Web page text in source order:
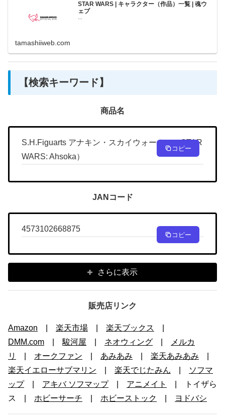
STAR WARS | キャラクター（作品）一覧 | 魂ウ
ェブ
tamashiiweb.com
【検索キーワード】
商品名
S.H.Figuarts アナキン・スカイウォーカー（STAR
WARS: Ahsoka）
コピー
JANコード
4573102668875
コピー
さらに表示
販売店リンク
Amazon 楽天市場 楽天ブックス
DMM.com
駿河屋 ネオウィング
メルカ
リ
オークファン あみあみ 楽天あみあみ
楽天イエローサブマリン
楽天でじたみん
ソフマ
ップ| アキバ ソフマップ| アニメイト
| トイザら
ス | ホビーサーチ ホビーストック ヨドバシ